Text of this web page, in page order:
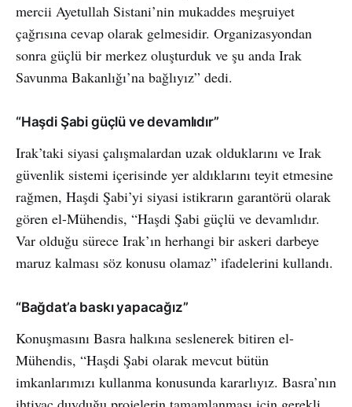
mercii Ayetullah Sistani’nin mukaddes meşruiyet
çağrısına cevap olarak gelmesidir. Organizasyondan
sonra güçlü bir merkez oluşturduk ve şu anda Irak
Savunma Bakanlığı’na bağlıyız” dedi.
“Haşdi Şabi güçlü ve devamlıdır”
Irak’taki siyasi çalışmalardan uzak olduklarını ve Irak
güvenlik sistemi içerisinde yer aldıklarını teyit etmesine
rağmen, Haşdi Şabi’yi siyasi istikrarın garantörü olarak
gören el-Mühendis, “Haşdi Şabi güçlü ve devamlıdır.
Var olduğu sürece Irak’ın herhangi bir askeri darbeye
maruz kalması söz konusu olamaz” ifadelerini kullandı.
“Bağdat’a baskı yapacağız”
Konuşmasını Basra halkına seslenerek bitiren el-
Mühendis, “Haşdi Şabi olarak mevcut bütün
imkanlarımızı kullanma konusunda kararlıyız. Basra’nın